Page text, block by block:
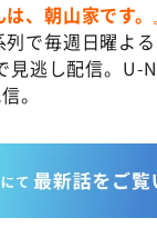
は、朝山家です。
列で毎週日曜よ
見逃し配信。U-
。